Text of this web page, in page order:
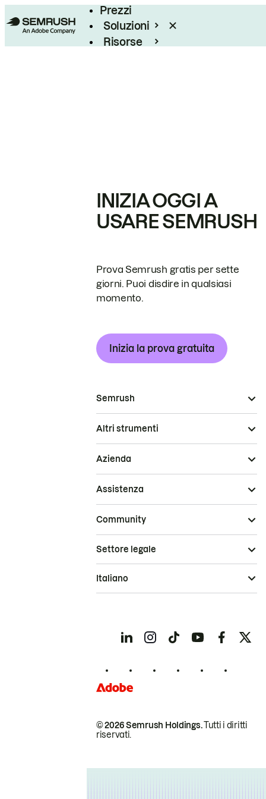
Prezzi
Soluzioni
Risorse
INIZIA OGGI A
USARE SEMRUSH
Prova Semrush gratis per sette
giorni. Puoi disdire in qualsiasi
momento.
Inizia la prova gratuita
Semrush
Altri strumenti
Azienda
Assistenza
Community
© 2026 Semrush Holdings.Tutti i diritti
riservati.
Settore legale
Italiano